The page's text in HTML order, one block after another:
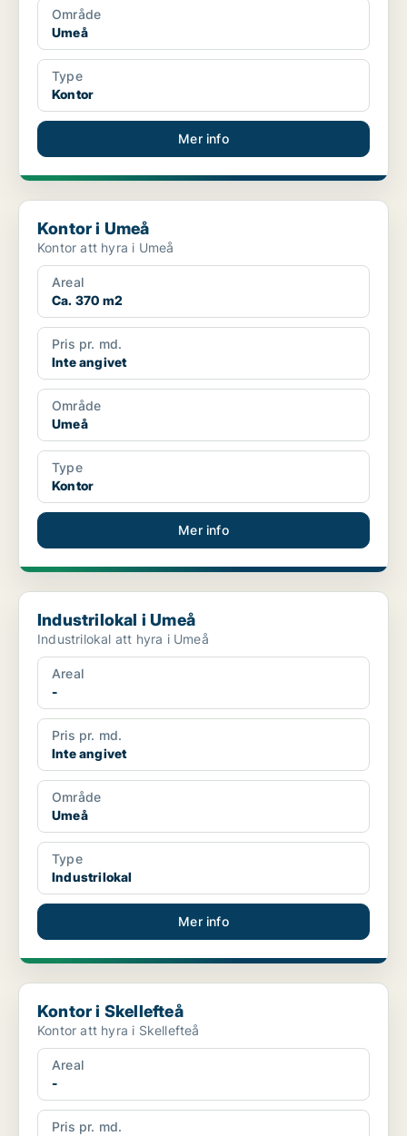
Område
Umeå
Type
Kontor
Mer info
Kontor i Umeå
Kontor i Umeå
Kontor att hyra i Umeå
Areal
Ca. 370 m2
Pris pr. md.
Inte angivet
Område
Umeå
Type
Kontor
Mer info
Industrilokal i Umeå
Industrilokal i Umeå
Industrilokal att hyra i Umeå
Areal
-
Pris pr. md.
Inte angivet
Område
Umeå
Type
Industrilokal
Mer info
Kontor i Skellefteå
Kontor i Skellefteå
Kontor att hyra i Skellefteå
Areal
-
Pris pr. md.